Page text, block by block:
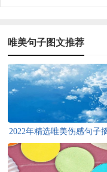
唯美句子图文推荐
2022年精选唯美伤感句子
条